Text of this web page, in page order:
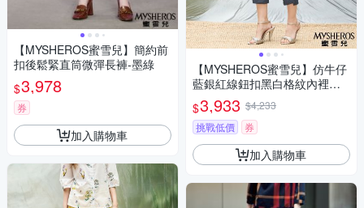
【MYSHEROS蜜雪兒】簡約前
扣後鬆緊直筒微彈長褲-墨綠
$3,978
券
加入購物車
【MYSHEROS蜜雪兒】仿牛仔
藍銀紅線鈕扣黑白格紋內裡鬆
緊褲-藍
$3,933 $4,233
挑戰低價
券
加入購物車